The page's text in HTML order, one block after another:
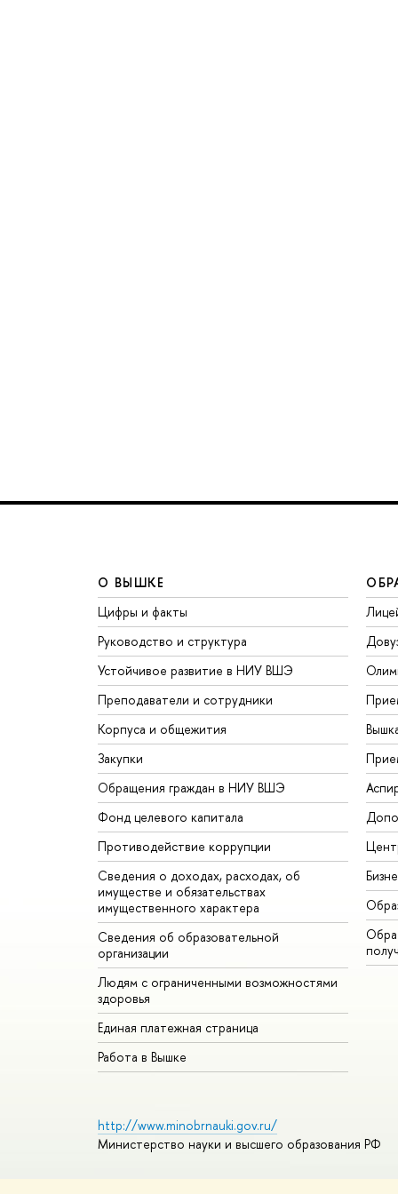
О ВЫШКЕ
Цифры и факты
Руководство и структура
Устойчивое развитие в НИУ ВШЭ
Преподаватели и сотрудники
Корпуса и общежития
Закупки
Обращения граждан в НИУ ВШЭ
Фонд целевого капитала
Противодействие коррупции
Сведения о доходах, расходах, об
имуществе и обязательствах
имущественного характера
Сведения об образовательной
организации
Людям с ограниченными возможностями
здоровья
Единая платежная страница
Работа в Вышке
http://www.minobrnauki.gov.ru/
Министерство науки и высшего образования РФ